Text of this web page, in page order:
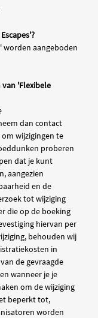
worden aangeboden
'Flexibele
dan contact
wijzigingen te
proberen
dat je kunt
aangezien
en de
tot wijziging
die op de boeking
hiervan per
behouden wij
in
de gevraagde
wanneer je je
om de wijziging
beperkt tot,
worden